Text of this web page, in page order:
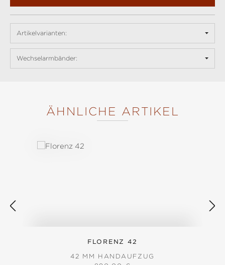
Artikelvarianten:
Wechselarmbänder:
ÄHNLICHE ARTIKEL
FLORENZ 42
42 MM HANDAUFZUG